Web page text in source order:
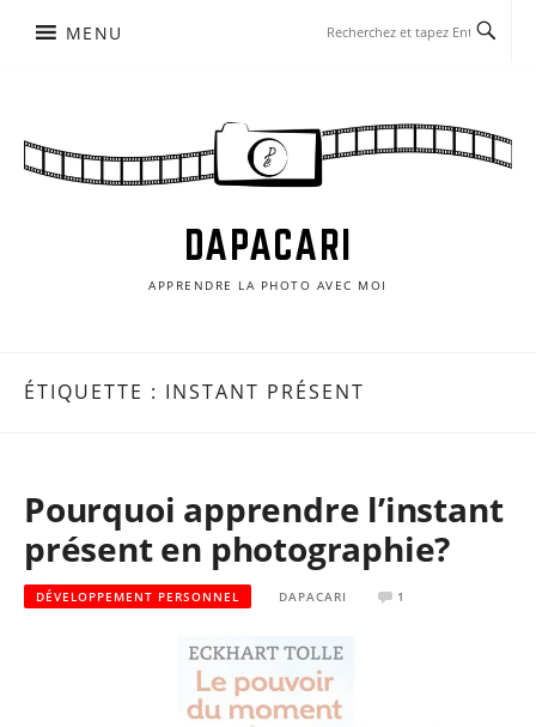
MENU
DAPACARI
APPRENDRE LA PHOTO AVEC MOI
ÉTIQUETTE : INSTANT PRÉSENT
Pourquoi apprendre l’instant
présent en photographie?
DÉVELOPPEMENT PERSONNEL DAPACARI 1